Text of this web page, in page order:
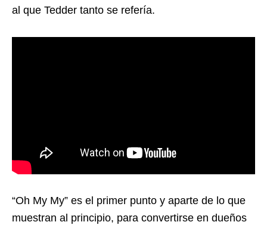
al que Tedder tanto se refería.
“Oh My My” es el primer punto y aparte de lo que
muestran al principio, para convertirse en dueños